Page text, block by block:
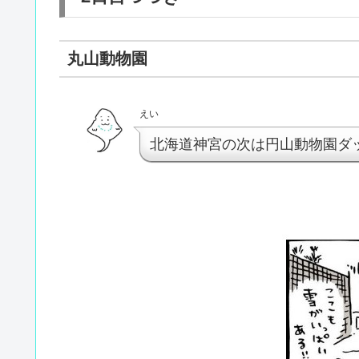
丸山動物園
えい
北海道神宮の次は円山動物園ダ